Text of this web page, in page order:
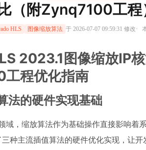
（附Zynq7100工程
HLS 图像缩放算法 于 2026-07-07 09:59:31 修改·
2023.1图像缩放IP
程优化指南
法的硬件实现基础
域，缩放算法作为基础操作直接影响着
种主流插值算法的硬件优化实现，让